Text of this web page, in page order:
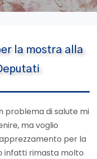
la mostra alla
problema di salute mi
ma voglio
per la
infatti rimasta molto